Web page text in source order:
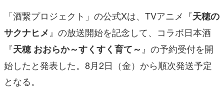
その他
電ファミニコゲーマーとは？
運営：株式会社マレ
「酒繋プロジェクト」の公式Xは、TVアニメ『天穂の
サクナヒメ 』の放送開始を記念して、コラボ日本酒
『天穂 おおらか～すくすく育て～ 』の予約受付を開
始したと発表した。8月2日（金）から順次発送予定
となる。